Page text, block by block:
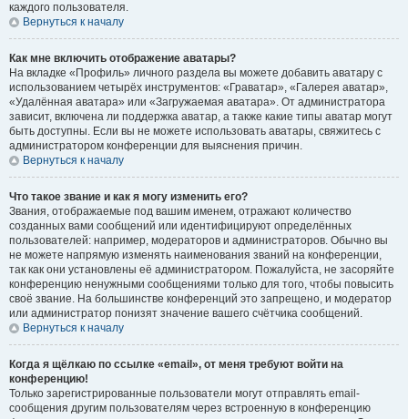
каждого пользователя.
Вернуться к началу
Как мне включить отображение аватары?
На вкладке «Профиль» личного раздела вы можете добавить аватару с
использованием четырёх инструментов: «Граватар», «Галерея аватар»,
«Удалённая аватара» или «Загружаемая аватара». От администратора
зависит, включена ли поддержка аватар, а также какие типы аватар могут
быть доступны. Если вы не можете использовать аватары, свяжитесь с
администратором конференции для выяснения причин.
Вернуться к началу
Что такое звание и как я могу изменить его?
Звания, отображаемые под вашим именем, отражают количество
созданных вами сообщений или идентифицируют определённых
пользователей: например, модераторов и администраторов. Обычно вы
не можете напрямую изменять наименования званий на конференции,
так как они установлены её администратором. Пожалуйста, не засоряйте
конференцию ненужными сообщениями только для того, чтобы повысить
своё звание. На большинстве конференций это запрещено, и модератор
или администратор понизят значение вашего счётчика сообщений.
Вернуться к началу
Когда я щёлкаю по ссылке «email», от меня требуют войти на
конференцию!
Только зарегистрированные пользователи могут отправлять email-
сообщения другим пользователям через встроенную в конференцию